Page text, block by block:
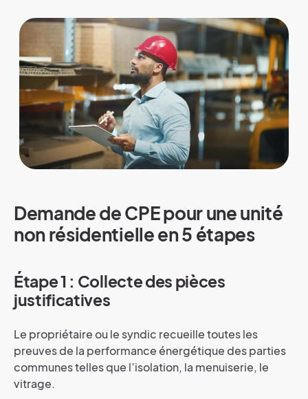
Demande de CPE pour une unité
non résidentielle en 5 étapes
Étape 1 : Collecte des pièces
justificatives
Le propriétaire ou le syndic recueille toutes les
preuves de la performance énergétique des parties
communes telles que l’isolation, la menuiserie, le
vitrage.